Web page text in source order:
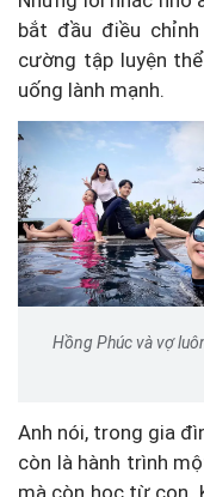
bắt đầu điều
cường tập luyện
uống lành mạnh.
Hồng Phúc và vợ
Anh nói, trong gia
còn là hành trình
mà còn học từ con.